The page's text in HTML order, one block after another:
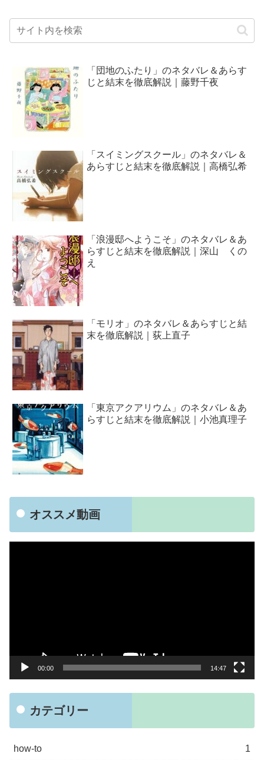
「団地のふたり」のネタバレ＆あらす
じと結末を徹底解説｜藤野千夜
「スイミングスクール」のネタバレ＆
あらすじと結末を徹底解説｜高橋弘希
「浪漫邸へようこそ」のネタバレ＆あ
らすじと結末を徹底解説｜深山 くの
え
「モリオ」のネタバレ＆あらすじと結
末を徹底解説｜荻上直子
「東京アクアリウム」のネタバレ＆あ
らすじと結末を徹底解説｜小池真理子
オススメ動画
00:00 14:47
カテゴリー
how-to 1